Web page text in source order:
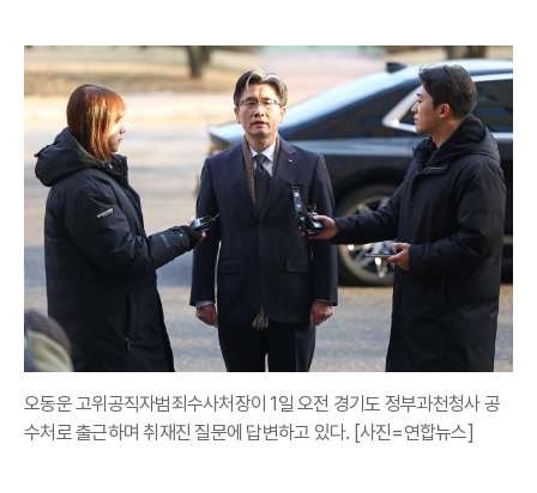
오동운 고위공직자범죄수사처장이 1일 오전 경기도 정부과천청사 공
수처로 출근하며 취재진 질문에 답변하고 있다. [사진=연합뉴스]